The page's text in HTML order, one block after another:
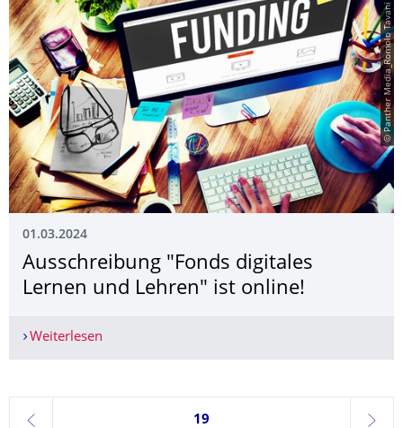
© Panther Media_Romolo Tavani
01.03.2024
Ausschreibung "Fonds digitales
Lernen und Lehren" ist online!
Weiterlesen
Seite 19, aktuell ausgewählt
19